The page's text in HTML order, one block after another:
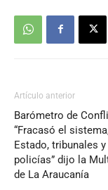
Artículo anterior
Barómetro de
“Fracasó el
Estado, tribunales
policías” dijo la
de La Araucanía